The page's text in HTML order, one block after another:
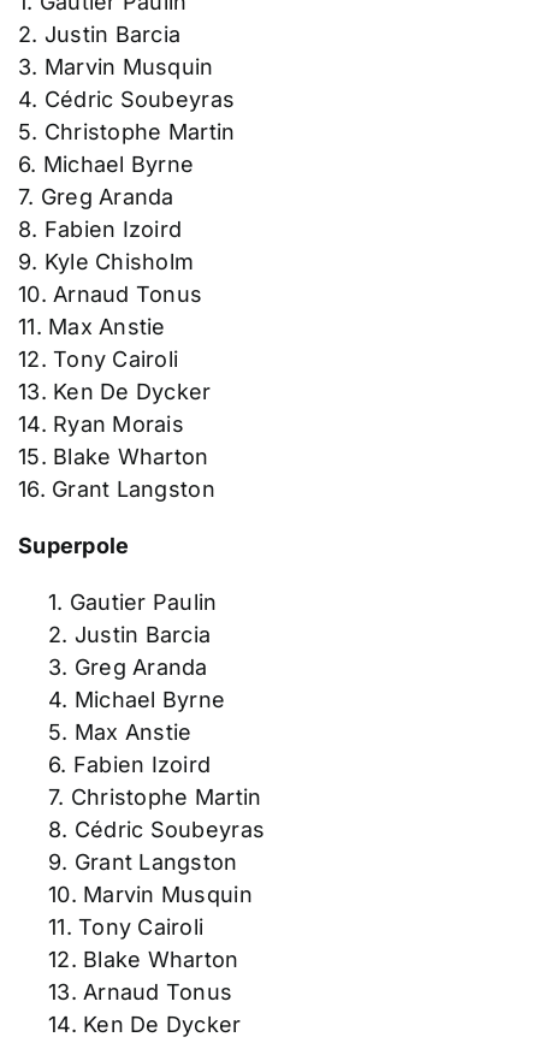
2. Justin Barcia
3. Marvin Musquin
4. Cédric Soubeyras
5. Christophe Martin
6. Michael Byrne
7. Greg Aranda
8. Fabien Izoird
9. Kyle Chisholm
10. Arnaud Tonus
11. Max Anstie
12. Tony Cairoli
13. Ken De Dycker
14. Ryan Morais
15. Blake Wharton
16. Grant Langston
Superpole
1. Gautier Paulin
2. Justin Barcia
3. Greg Aranda
4. Michael Byrne
5. Max Anstie
6. Fabien Izoird
7. Christophe Martin
8. Cédric Soubeyras
9. Grant Langston
10. Marvin Musquin
11. Tony Cairoli
12. Blake Wharton
13. Arnaud Tonus
14. Ken De Dycker